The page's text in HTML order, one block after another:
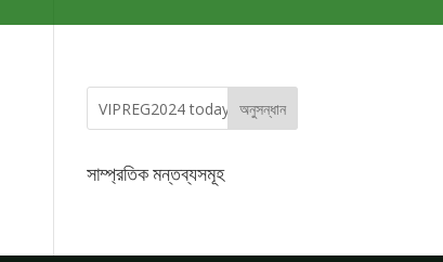
সাম্প্রতিক মন্তব্যসমূহ